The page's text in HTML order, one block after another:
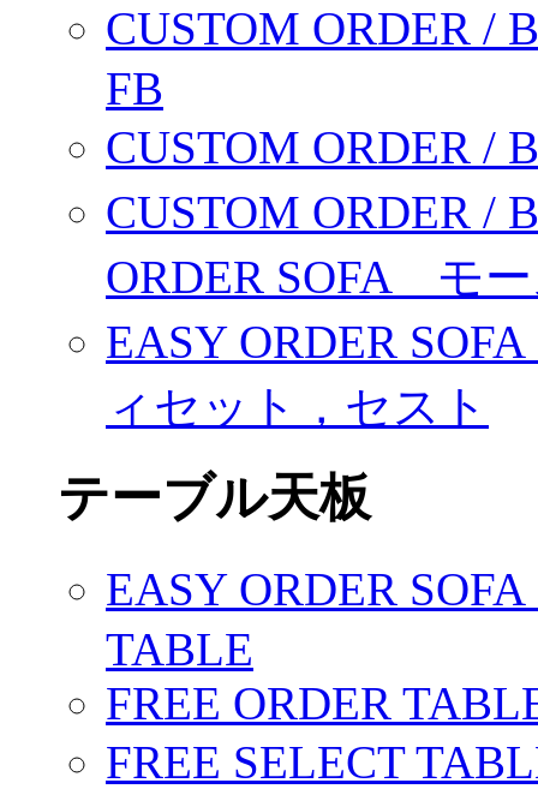
CUSTOM ORDER /
FB
CUSTOM ORDER /
CUSTOM ORDER /
ORDER SOFA モ
EASY ORDER
ィセット，セスト
テーブル天板
EASY ORDER
TABLE
FREE ORDER
FREE SELECT